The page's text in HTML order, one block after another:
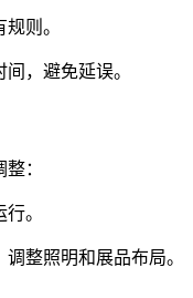
则。
，避免延误。
：
。
整照明和展品布局。